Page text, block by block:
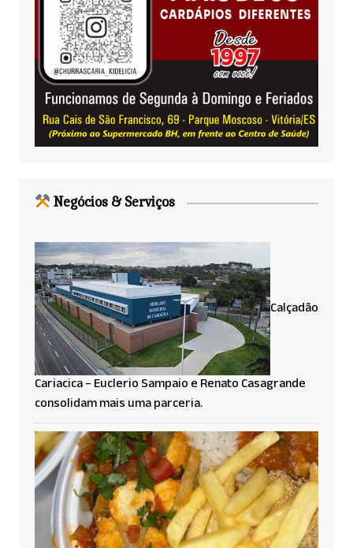
Negócios & Serviços
Calçadão
Cariacica – Euclerio Sampaio e Renato Casagrande
consolidam mais uma parceria.